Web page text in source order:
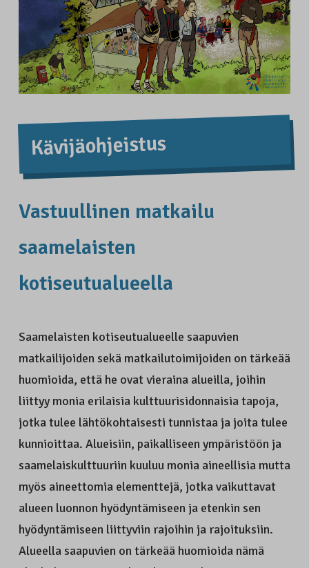
Kävijäohjeistus
Vastuullinen matkailu
saamelaisten
kotiseutualueella
Saamelaisten kotiseutualueelle saapuvien
matkailijoiden sekä matkailutoimijoiden on tärkeää
huomioida, että he ovat vieraina alueilla, joihin
liittyy monia erilaisia kulttuurisidonnaisia tapoja,
jotka tulee lähtökohtaisesti tunnistaa ja joita tulee
kunnioittaa. Alueisiin, paikalliseen ympäristöön ja
saamelaiskulttuuriin kuuluu monia aineellisia mutta
myös aineettomia elementtejä, jotka vaikuttavat
alueen luonnon hyödyntämiseen ja etenkin sen
hyödyntämiseen liittyviin rajoihin ja rajoituksiin.
Alueella saapuvien on tärkeää huomioida nämä